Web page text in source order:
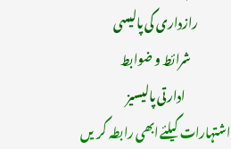
رازداری کی پالیسی
شرائط و ضوابط
ادارتی پالیسیز
اشتہارات کیلئے ابھی رابطہ کریں